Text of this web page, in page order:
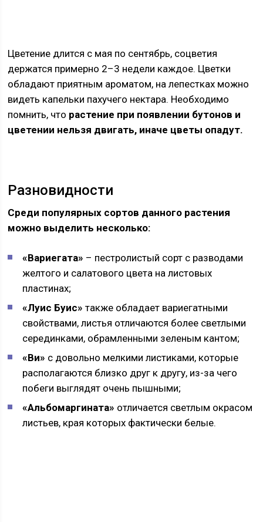
Цветение длится с мая по сентябрь, соцветия
держатся примерно 2–3 недели каждое. Цветки
обладают приятным ароматом, на лепестках можно
видеть капельки пахучего нектара. Необходимо
помнить, что растение при появлении бутонов и
цветении нельзя двигать, иначе цветы опадут.
Разновидности
Среди популярных сортов данного растения
можно выделить несколько:
«Вариегата» – пестролистый сорт с разводами
желтого и салатового цвета на листовых
пластинах;
«Луис Буис» также обладает вариегатными
свойствами, листья отличаются более светлыми
серединками, обрамленными зеленым кантом;
«Ви» с довольно мелкими листиками, которые
располагаются близко друг к другу, из-за чего
побеги выглядят очень пышными;
«Альбомаргината» отличается светлым окрасом
листьев, края которых фактически белые.